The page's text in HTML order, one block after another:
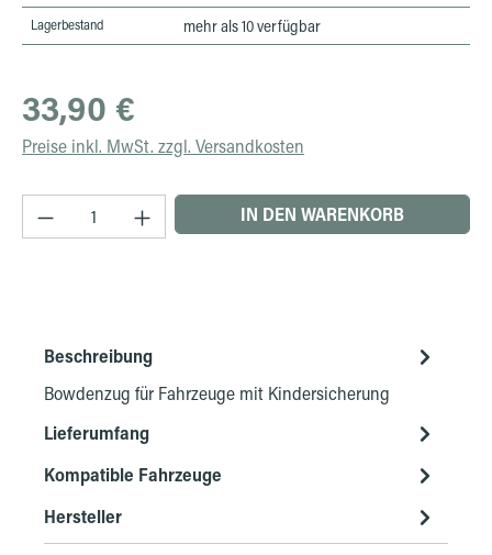
Lagerbestand mehr als 10 verfügbar
Regulärer Preis:
33,90 €
Preise inkl. MwSt. zzgl. Versandkosten
Produkt Anzahl: Gib den gewünschten Wert
IN DEN WARENKORB
Beschreibung
Bowdenzug für Fahrzeuge mit Kindersicherung
Lieferumfang
Kompatible Fahrzeuge
Hersteller